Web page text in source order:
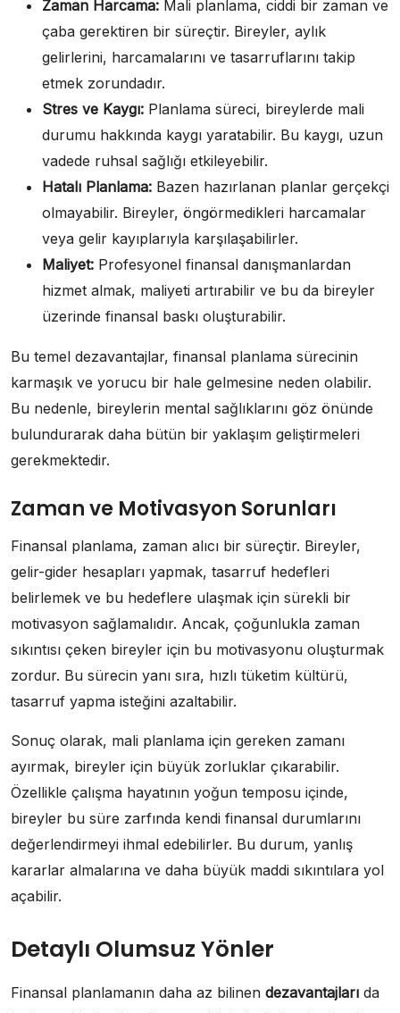
Zaman Harcama: Mali planlama, ciddi bir zaman ve
çaba gerektiren bir süreçtir. Bireyler, aylık
gelirlerini, harcamalarını ve tasarruflarını takip
etmek zorundadır.
Stres ve Kaygı: Planlama süreci, bireylerde mali
durumu hakkında kaygı yaratabilir. Bu kaygı, uzun
vadede ruhsal sağlığı etkileyebilir.
Hatalı Planlama: Bazen hazırlanan planlar gerçekçi
olmayabilir. Bireyler, öngörmedikleri harcamalar
veya gelir kayıplarıyla karşılaşabilirler.
Maliyet: Profesyonel finansal danışmanlardan
hizmet almak, maliyeti artırabilir ve bu da bireyler
üzerinde finansal baskı oluşturabilir.
Bu temel dezavantajlar, finansal planlama sürecinin
karmaşık ve yorucu bir hale gelmesine neden olabilir.
Bu nedenle, bireylerin mental sağlıklarını göz önünde
bulundurarak daha bütün bir yaklaşım geliştirmeleri
gerekmektedir.
Zaman ve Motivasyon Sorunları
Finansal planlama, zaman alıcı bir süreçtir. Bireyler,
gelir-gider hesapları yapmak, tasarruf hedefleri
belirlemek ve bu hedeflere ulaşmak için sürekli bir
motivasyon sağlamalıdır. Ancak, çoğunlukla zaman
sıkıntısı çeken bireyler için bu motivasyonu oluşturmak
zordur. Bu sürecin yanı sıra, hızlı tüketim kültürü,
tasarruf yapma isteğini azaltabilir.
Sonuç olarak, mali planlama için gereken zamanı
ayırmak, bireyler için büyük zorluklar çıkarabilir.
Özellikle çalışma hayatının yoğun temposu içinde,
bireyler bu süre zarfında kendi finansal durumlarını
değerlendirmeyi ihmal edebilirler. Bu durum, yanlış
kararlar almalarına ve daha büyük maddi sıkıntılara yol
açabilir.
Detaylı Olumsuz Yönler
Finansal planlamanın daha az bilinen dezavantajları da